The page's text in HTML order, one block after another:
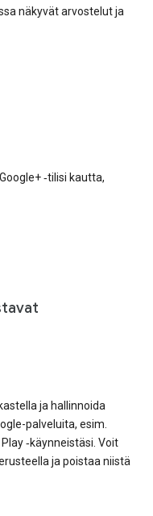
näkyvät arvostelut ja
‑tilisi kautta,
ja hallinnoida
palveluita, esim.
‑käynneistäsi. Voit
ja poistaa niistä